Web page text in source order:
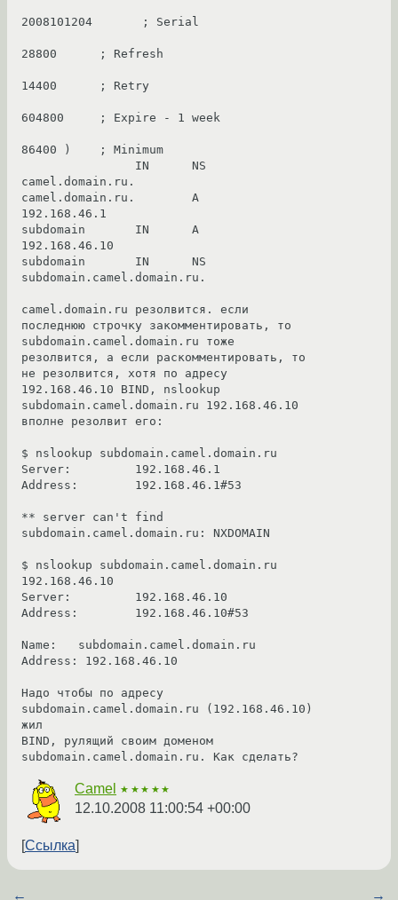
2008101204       ; Serial
28800      ; Refresh
14400      ; Retry
604800     ; Expire - 1 week
86400 )    ; Minimum
camel.domain.ru.
camel.domain.ru.        A
192.168.46.1
subdomain       IN      A
192.168.46.10
subdomain       IN      NS
subdomain.camel.domain.ru.
camel.domain.ru резолвится. если
последнюю строчку закомментировать, то
subdomain.camel.domain.ru тоже
резолвится, а если раскомментировать, то
не резолвится, хотя по адресу
192.168.46.10 BIND, nslookup
subdomain.camel.domain.ru 192.168.46.10
вполне резолвит его:
$ nslookup subdomain.camel.domain.ru
Server:		192.168.46.1
Address:	192.168.46.1#53
** server can't find
subdomain.camel.domain.ru: NXDOMAIN
$ nslookup subdomain.camel.domain.ru
192.168.46.10
Server:		192.168.46.10
Address:	192.168.46.10#53
Name:	subdomain.camel.domain.ru
Address: 192.168.46.10
Надо чтобы по адресу
subdomain.camel.domain.ru (192.168.46.10)
жил
BIND, рулящий своим доменом
subdomain.camel.domain.ru. Как сделать?
Camel ★★★★★
12.10.2008 11:00:54 +00:00
Ссылка
← →